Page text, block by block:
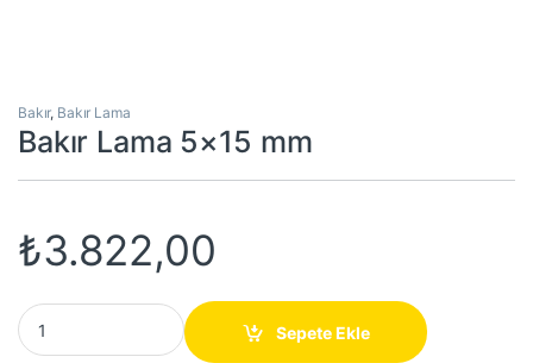
Bakır, Bakır Lama
Bakır Lama 5×15 mm
₺3.822,00
Bakır Lama 5x15 mm quantity
Sepete Ekle